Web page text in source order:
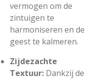
vermogen om de
zintuigen te
harmoniseren en de
geest te kalmeren.
Zijdezachte
Textuur: Dankzij de